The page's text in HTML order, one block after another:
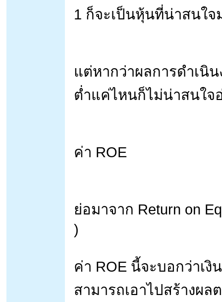
1 ก็จะเป็นหุ้นที่น่าสนใจ
แต่หากว่าผลการดำเนิ
ต่ำแค่ไหนก็ไม่น่าสนใ
ค่า ROE
ย่อมาจาก Return on
)
ค่า ROE นี้จะบอกว่าเ
สามารถเอาไปสร้างผ